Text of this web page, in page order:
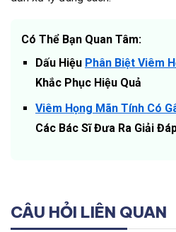
Có Thể Bạn Quan Tâm:
Dấu Hiệu Phân Biệt Viêm
Khắc Phục Hiệu Quả
Viêm Họng Mãn Tính Có
Các Bác Sĩ Đưa Ra Giải
CÂU HỎI LIÊN QUAN